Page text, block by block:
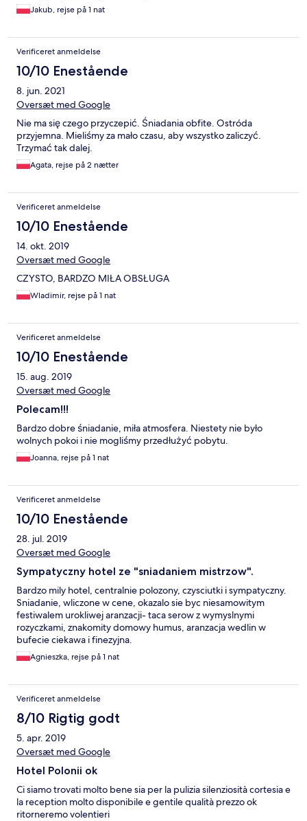
Jakub, rejse på 1 nat
Verificeret anmeldelse
10/10 Enestående
8. jun. 2021
Oversæt med Google
Nie ma się czego przyczepić. Śniadania obfite. Ostróda
przyjemna. Mieliśmy za mało czasu, aby wszystko zaliczyć.
Trzymać tak dalej.
Agata, rejse på 2 nætter
Verificeret anmeldelse
10/10 Enestående
14. okt. 2019
Oversæt med Google
CZYSTO, BARDZO MIŁA OBSŁUGA
Wladimir, rejse på 1 nat
Verificeret anmeldelse
10/10 Enestående
15. aug. 2019
Oversæt med Google
Polecam!!!
Bardzo dobre śniadanie, miła atmosfera. Niestety nie było
wolnych pokoi i nie mogliśmy przedłużyć pobytu.
Joanna, rejse på 1 nat
Verificeret anmeldelse
10/10 Enestående
28. jul. 2019
Oversæt med Google
Sympatyczny hotel ze "sniadaniem mistrzow".
Bardzo mily hotel, centralnie polozony, czysciutki i sympatyczny.
Sniadanie, wliczone w cene, okazalo sie byc niesamowitym
festiwalem urokliwej aranzacji- taca serow z wymyslnymi
rozyczkami, znakomity domowy humus, aranzacja wedlin w
bufecie ciekawa i finezyjna.
Agnieszka, rejse på 1 nat
Verificeret anmeldelse
8/10 Rigtig godt
5. apr. 2019
Oversæt med Google
Hotel Polonii ok
Ci siamo trovati molto bene sia per la pulizia silenziosità cortesia e
la reception molto disponibile e gentile qualità prezzo ok
ritorneremo volentieri